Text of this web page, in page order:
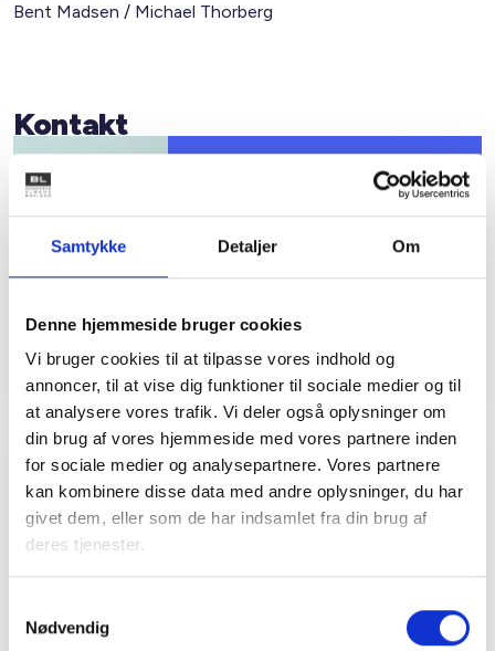
Samtykke Detaljer Om
Denne hjemmeside bruger cookies
Vi bruger cookies til at tilpasse vores indhold og
annoncer, til at vise dig funktioner til sociale medier og til
at analysere vores trafik. Vi deler også oplysninger om
din brug af vores hjemmeside med vores partnere inden
for sociale medier og analysepartnere. Vores partnere
kan kombinere disse data med andre oplysninger, du har
givet dem, eller som de har indsamlet fra din brug af
deres tjenester.
Nødvendig
Bent Madsen / Michael Thorberg
Kontakt
Mail: bma@bl.dk
Relateret indhold Viden
ejendomme skal være klar senest 1. januar
2027